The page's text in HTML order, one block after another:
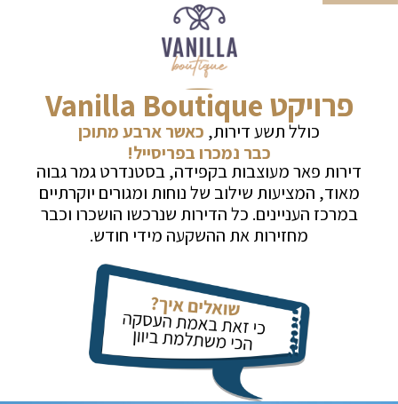
פרויקט Vanilla Boutique
כולל תשע דירות, כאשר ארבע מתוכן
כבר נמכרו בפריסייל!
דירות פאר מעוצבות בקפידה, בסטנדרט גמר גבוה
מאוד, המציעות שילוב של נוחות ומגורים יוקרתיים
במרכז העניינים. כל הדירות שנרכשו הושכרו וכבר
מחזירות את ההשקעה מידי חודש.